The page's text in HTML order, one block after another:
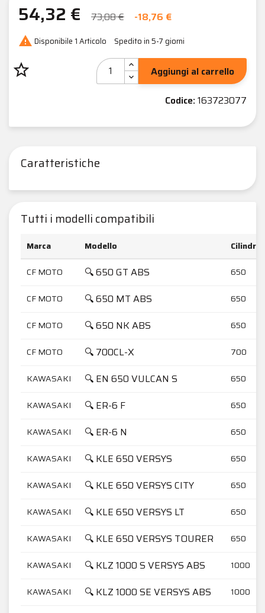
54,32 € 73,08 € -18,76 €
 Disponibile 1 Articolo Spedito in 5-7 giorni
star_border
Aggiungi al carrello
Codice:163723077
Caratteristiche
Tutti i modelli compatibili
Marca Modello
CF MOTO
🔍 650 GT ABS 650
CF MOTO 🔍 650 MT ABS 650
CF MOTO 🔍 650 NK ABS 650
CF MOTO 🔍 700CL-X 700
KAWASAKI 🔍 EN 650 VULCAN S 650
KAWASAKI 🔍 ER-6 F 650
KAWASAKI 🔍 ER-6 N 650
KAWASAKI 🔍 KLE 650 VERSYS 650
KAWASAKI 🔍 KLE 650 VERSYS CITY 650
KAWASAKI 🔍 KLE 650 VERSYS LT 650
KAWASAKI 🔍 KLE 650 VERSYS TOURER 650
KAWASAKI 🔍 KLZ 1000 S VERSYS ABS 1000
KAWASAKI 🔍 KLZ 1000 SE VERSYS ABS 1000